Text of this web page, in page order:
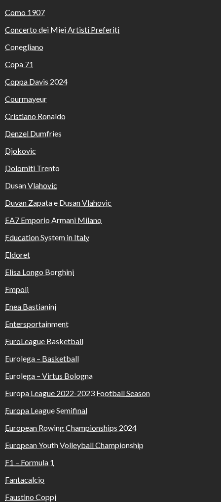
Como 1907
Concerto dei Miei Artisti Preferiti
Conegliano
Copa 71
Coppa Davis 2024
Courmayeur
Cristiano Ronaldo
Denzel Dumfries
Djokovic
Dolomiti Trento
Dusan Vlahovic
Duvan Zapata e Dusan Vlahovic
EA7 Emporio Armani Milano
Education System in Italy
Eldoret
Elisa Longo Borghini
Empoli
Enea Bastianini
Entersportainment
EuroLeague Basketball
Eurolega – Basketball
Eurolega – Virtus Bologna
Europa League 2022-2023 Football Season
Europa League Semifinal
European Rowing Championships 2024
European Youth Volleyball Championship
F1 – Formula 1
Fantacalcio
Faustino Coppi